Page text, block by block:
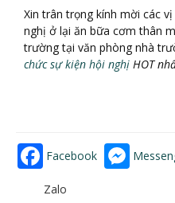
Xin trân trọng kính mời các
nghị ở lại ăn bữa cơm thân
trường tại văn phòng nhà
chức sự kiện hội nghị HOT nh
Facebook
Zalo